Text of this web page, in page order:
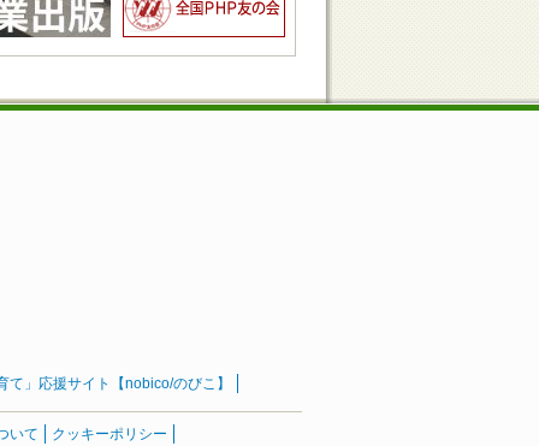
」応援サイト【nobico/のびこ】
いて クッキーポリシー